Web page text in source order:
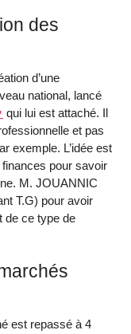
des
d’une
national, lancé
qui lui est attaché. Il
et pas
exemple. L’idée est
pour savoir
M. JOUANNIC
T.G) pour avoir
de ce type de
est repassé à 4